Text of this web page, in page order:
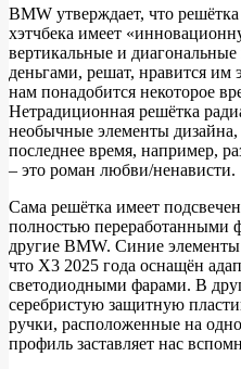
BMW утверждает, что
хэтчбека имеет
вертикальные и
деньгами, решат, нравится
нам понадобится некоторое
Нетрадиционная решётка
необычные элементы
последнее время, например,
– это роман любви/ненависти.
Сама решётка имеет
полностью переработанными
другие BMW. Синие элементы
что X3 2025 года оснащён
светодиодными фарами. В
серебристую защитную
ручки, расположенные на
профиль заставляет нас